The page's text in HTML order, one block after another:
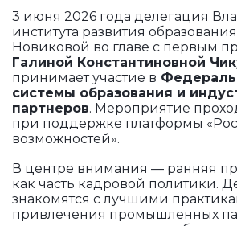
3 июня 2026 года делегация
института развития
Новиковой во главе с первым
Галиной Константиновной
принимает участие в
системы образования и
партнеров. Мероприятие
при поддержке платформы
возможностей».
В центре внимания — ранняя
как часть кадровой политики.
знакомятся с лучшими
привлечения промышленных